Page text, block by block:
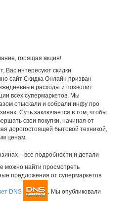
горящая акция!
Вас интересуют скидки
сайт Скидка Онлайн призван
расходы и позволит
всех супермаркетов. Мы
отыскали и собрали инфу про
Суть заключается в том, чтобы
свои покупки, начиная от
дорогостоящей бытовой техникой,
ценам.
– все подробности и детали
можно найти просмотреть
предложения от супермаркетов
DNS . Мы опубликовали